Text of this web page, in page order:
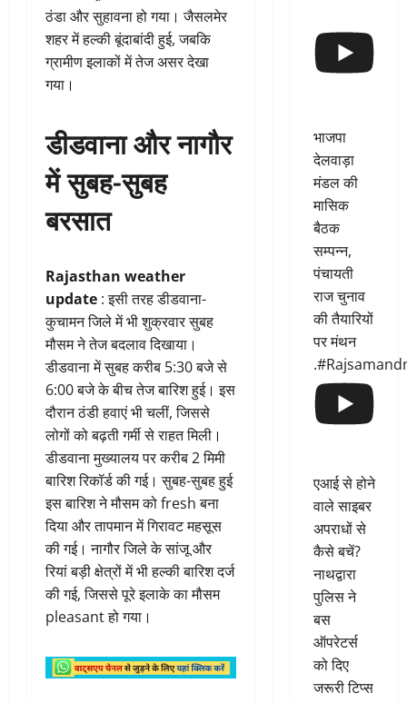
ठंडा और सुहावना हो गया। जैसलमेर
शहर में हल्की बूंदाबांदी हुई, जबकि
ग्रामीण इलाकों में तेज असर देखा
गया।
डीडवाना और नागौर
में सुबह-सुबह
बरसात
Rajasthan weather
update : इसी तरह डीडवाना-
कुचामन जिले में भी शुक्रवार सुबह
मौसम ने तेज बदलाव दिखाया।
डीडवाना में सुबह करीब 5:30 बजे से
6:00 बजे के बीच तेज बारिश हुई। इस
दौरान ठंडी हवाएं भी चलीं, जिससे
लोगों को बढ़ती गर्मी से राहत मिली।
डीडवाना मुख्यालय पर करीब 2 मिमी
बारिश रिकॉर्ड की गई। सुबह-सुबह हुई
इस बारिश ने मौसम को fresh बना
दिया और तापमान में गिरावट महसूस
की गई। नागौर जिले के सांजू और
रियां बड़ी क्षेत्रों में भी हल्की बारिश दर्ज
की गई, जिससे पूरे इलाके का मौसम
pleasant हो गया।
भाजपा
देलवाड़ा
मंडल की
मासिक
बैठक
सम्पन्न,
पंचायती
राज चुनाव
की तैयारियों
पर मंथन
एआई से होने
वाले साइबर
अपराधों से
कैसे बचें?
नाथद्वारा
पुलिस ने
बस
ऑपरेटर्स
को दिए
जरूरी टिप्स